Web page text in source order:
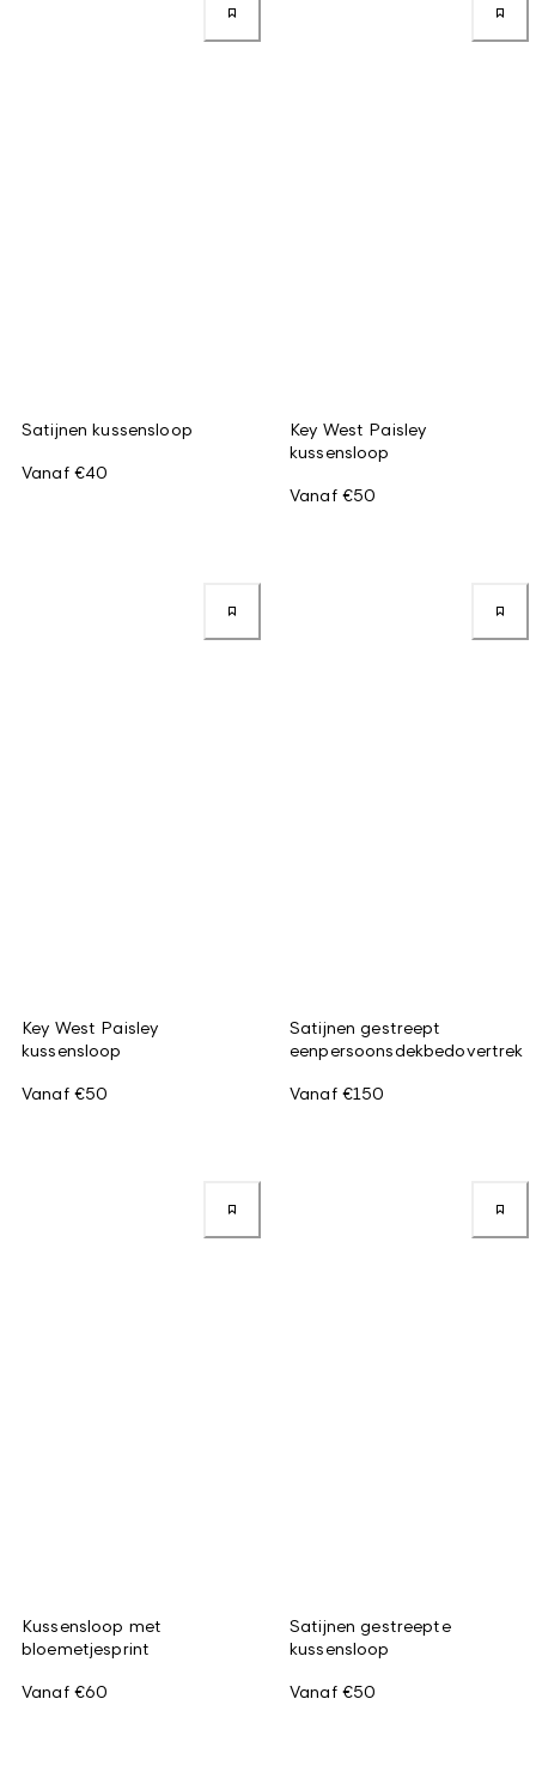
Satijnen kussensloop
Vanaf €40
Key West Paisley
kussensloop
Vanaf €50
Key West Paisley
kussensloop
Vanaf €50
Satijnen gestreept
eenpersoonsdekbedovertrek
Vanaf €150
Kussensloop met
bloemetjesprint
Vanaf €60
Satijnen gestreepte
kussensloop
Vanaf €50